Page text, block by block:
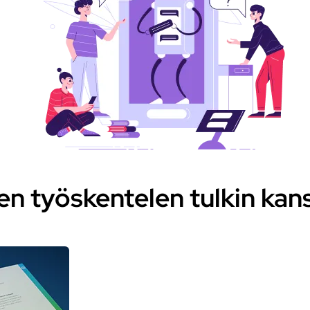
työskentelen tulkin